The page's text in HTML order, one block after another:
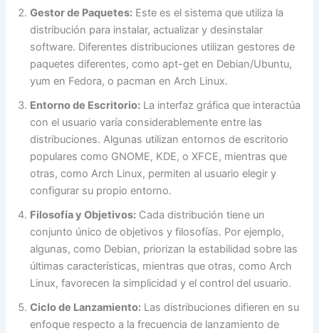
Gestor de Paquetes: Este es el sistema que utiliza la
distribución para instalar, actualizar y desinstalar
software. Diferentes distribuciones utilizan gestores de
paquetes diferentes, como apt-get en Debian/Ubuntu,
yum en Fedora, o pacman en Arch Linux.
Entorno de Escritorio: La interfaz gráfica que interactúa
con el usuario varía considerablemente entre las
distribuciones. Algunas utilizan entornos de escritorio
populares como GNOME, KDE, o XFCE, mientras que
otras, como Arch Linux, permiten al usuario elegir y
configurar su propio entorno.
Filosofía y Objetivos: Cada distribución tiene un
conjunto único de objetivos y filosofías. Por ejemplo,
algunas, como Debian, priorizan la estabilidad sobre las
últimas características, mientras que otras, como Arch
Linux, favorecen la simplicidad y el control del usuario.
Ciclo de Lanzamiento: Las distribuciones difieren en su
enfoque respecto a la frecuencia de lanzamiento de